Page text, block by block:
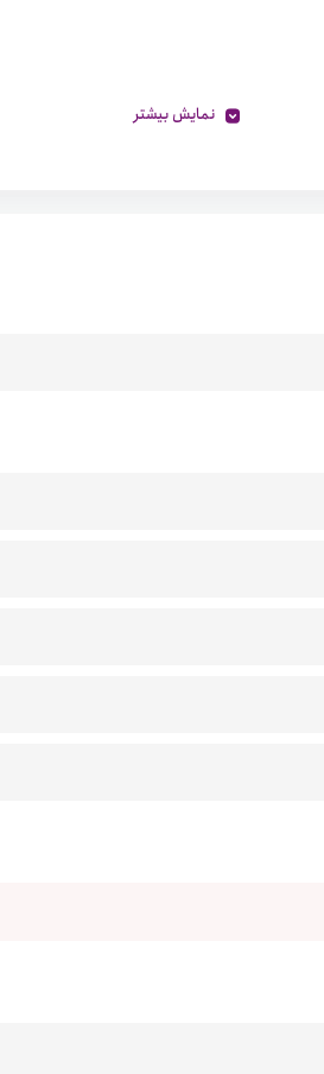
نمایش بیشتر